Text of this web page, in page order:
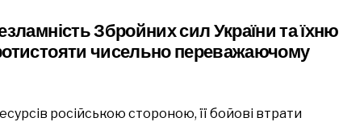
Збройних сил України та їхню
чисельно переважаючому
російською стороною, її бойові втрати